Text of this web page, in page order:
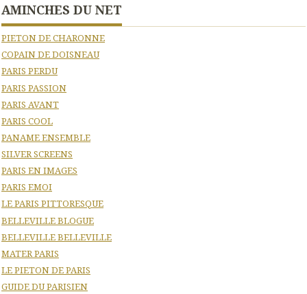
AMINCHES DU NET
PIETON DE CHARONNE
COPAIN DE DOISNEAU
PARIS PERDU
PARIS PASSION
PARIS AVANT
PARIS COOL
PANAME ENSEMBLE
SILVER SCREENS
PARIS EN IMAGES
PARIS EMOI
LE PARIS PITTORESQUE
BELLEVILLE BLOGUE
BELLEVILLE BELLEVILLE
MATER PARIS
LE PIETON DE PARIS
GUIDE DU PARISIEN